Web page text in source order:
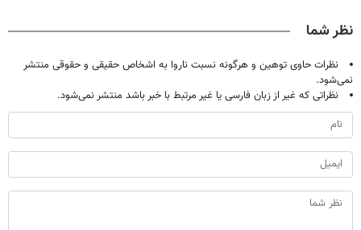
نظر شما
نظرات حاوی توهین و هرگونه نسبت ناروا به اشخاص حقیقی و حقوقی منتشر
نمی‌شود.
نظراتی که غیر از زبان فارسی یا غیر مرتبط با خبر باشد منتشر نمی‌شود.